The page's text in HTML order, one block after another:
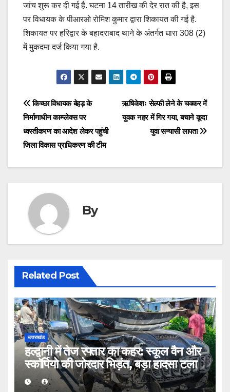
जांच शुरू कर दी गई है. घटना 14 तारीख की देर रात की है, इस
पर विधायक के पीआरओ रोमिश कुमार द्वारा शिकायत की गई है.
शिकायत पर हरिद्वार के बहादराबाद थाने के अंतर्गत धारा 308 (2)
में मुकदमा दर्ज किया गया है.
Post
navigation
ऋषिकेशः सेल्फी लेने के चक्कर में
युवक नहर में गिर गया, बचाने कूदा
युवा सन्यासी लापता
किच्छा विधायक बेहड़ के
निर्माणाधीन काम्प्लेक्स पर
ध्वस्तीकरण का आदेश लेकर पहुंची
जिला विकास प्राधिकरण की टीम
By
Related Post
उत्तराखंड
हल्द्वानी में तेज रफ्तार का कहर: स्कूल वैन और
स्कॉर्पियो की जोरदार भिड़ंत, बड़ा हादसा टला